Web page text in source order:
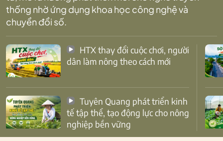
thống nhờ ứng dụng khoa học công nghệ và
chuyển đổi số.
dân làm nông theo cách mới
tế tập thể, tạo động lực cho nông
nghiệp bền vững